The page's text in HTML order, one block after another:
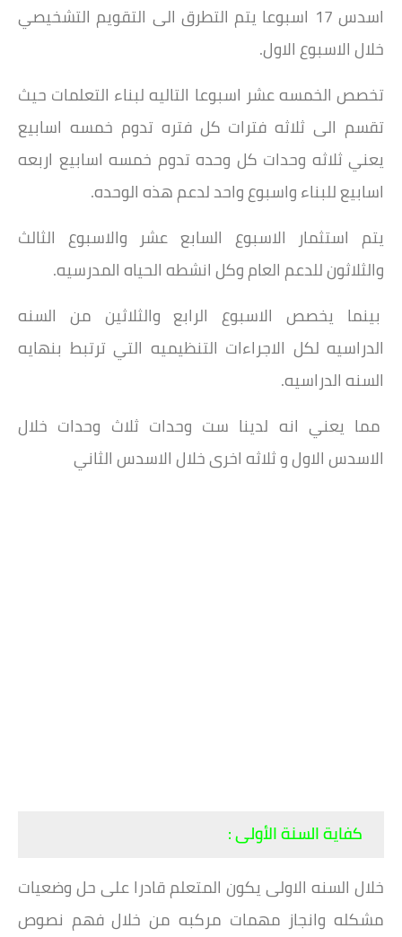
اسدس 17 اسبوعا يتم التطرق الى التقويم التشخيصي
خلال الاسبوع الاول.
تخصص الخمسه عشر اسبوعا التاليه لبناء التعلمات حيث
تقسم الى ثلاثه فترات كل فتره تدوم خمسه اسابيع
يعني ثلاثه وحدات كل وحده تدوم خمسه اسابيع اربعه
اسابيع للبناء واسبوع واحد لدعم هذه الوحده.
يتم استثمار الاسبوع السابع عشر والاسبوع الثالث
والثلاثون للدعم العام وكل انشطه الحياه المدرسيه.
بينما يخصص الاسبوع الرابع والثلاثين من السنه
الدراسيه لكل الاجراءات التنظيميه التي ترتبط بنهايه
السنه الدراسيه.
مما يعني انه لدينا ست وحدات ثلاث وحدات خلال
الاسدس الاول و ثلاثه اخرى خلال الاسدس الثاني
كفاية السنة الأولى :
خلال السنه الاولى يكون المتعلم قادرا على حل وضعيات
مشكله وانجاز مهمات مركبه من خلال فهم نصوص